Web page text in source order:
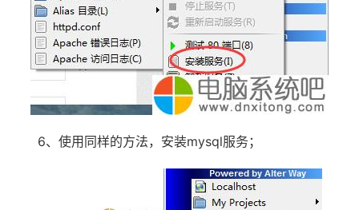
6、使用同样的方法，安装mysql服务；